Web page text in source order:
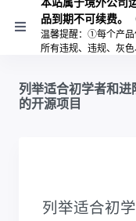
品到期不可续费。
温馨提醒：①每个产
所有违规、违规、灰色
列举适合初学者和进
的开源项目
列举适合初